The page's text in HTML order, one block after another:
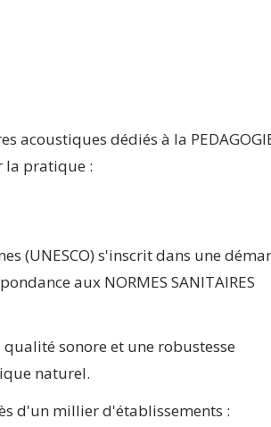
acoustiques dédiés à la
la pratique :
(UNESCO) s'inscrit dans une
aux NORMES SANITAIRES
sonore et une robustesse
naturel.
d'un millier d'établissements :